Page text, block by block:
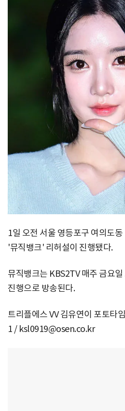
1일 오전 서울 영등포구 여의도
'뮤직뱅크' 리허설이 진행됐다.
뮤직뱅크는 KBS2TV 매주 금요
진행으로 방송된다.
트리플에스 VV 김유연이 포토타
1 / ksl0919@osen.co.kr